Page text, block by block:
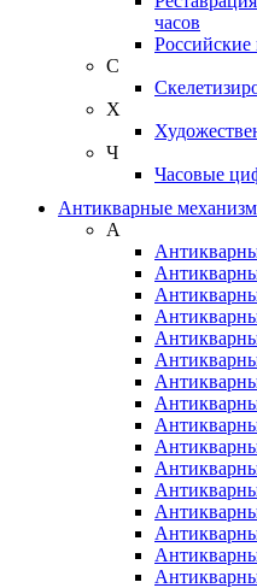
часов
С
Х
Ч
Часовые
Антикварные
А